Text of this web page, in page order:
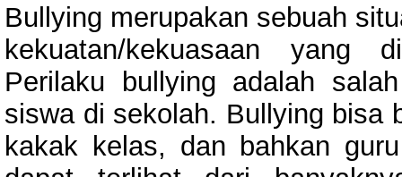
Bullying merupakan sebuah
kekuatan/kekuasaan yang
Perilaku bullying adalah
siswa di sekolah. Bullying bisa
kakak kelas, dan bahkan